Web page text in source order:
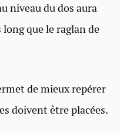
niveau du dos aura
que le raglan de
de mieux repérer
doivent être placées.